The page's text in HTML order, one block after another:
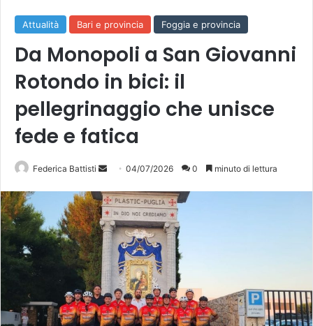
Attualità Bari e provincia Foggia e provincia
Da Monopoli a San Giovanni
Rotondo in bici: il
pellegrinaggio che unisce
fede e fatica
Federica Battisti
Invia 04/07/2026 0 minuto di lettura